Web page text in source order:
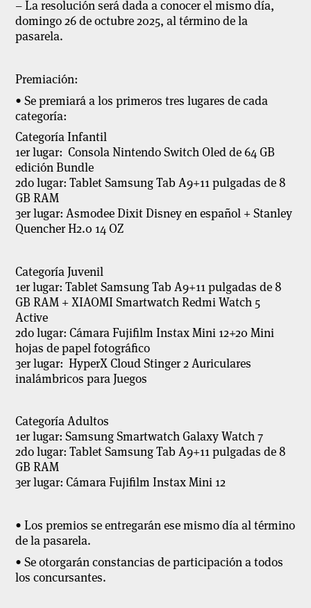
– La resolución será dada a conocer el mismo día,
domingo 26 de octubre 2025, al término de la
pasarela.
Premiación:
• Se premiará a los primeros tres lugares de cada
categoría:
Categoría Infantil
1er lugar: Consola Nintendo Switch Oled de 64 GB
edición Bundle
2do lugar: Tablet Samsung Tab A9+11 pulgadas de 8
GB RAM
3er lugar: Asmodee Dixit Disney en español + Stanley
Quencher H2.0 14 OZ
Categoría Juvenil
1er lugar: Tablet Samsung Tab A9+11 pulgadas de 8
GB RAM + XIAOMI Smartwatch Redmi Watch 5
Active
2do lugar: Cámara Fujifilm Instax Mini 12+20 Mini
hojas de papel fotográfico
3er lugar: HyperX Cloud Stinger 2 Auriculares
inalámbricos para Juegos
Categoría Adultos
1er lugar: Samsung Smartwatch Galaxy Watch 7
2do lugar: Tablet Samsung Tab A9+11 pulgadas de 8
GB RAM
3er lugar: Cámara Fujifilm Instax Mini 12
• Los premios se entregarán ese mismo día al término
de la pasarela.
• Se otorgarán constancias de participación a todos
los concursantes.